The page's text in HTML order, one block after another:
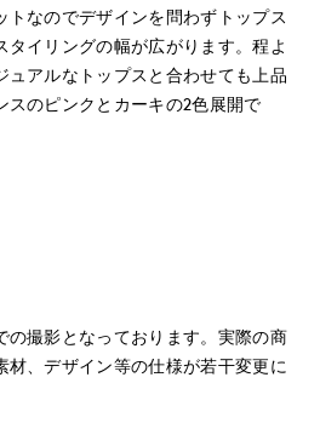
トなのでデザインを問わずトップス
タイリングの幅が広がります。程よ
ュアルなトップスと合わせても上品
スのピンクとカーキの2色展開で
の撮影となっております。実際の商
材、デザイン等の仕様が若干変更に